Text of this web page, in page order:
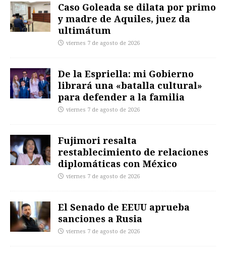
Caso Goleada se dilata por primo
y madre de Aquiles, juez da
ultimátum
viernes 7 de agosto de 2026
De la Espriella: mi Gobierno
librará una «batalla cultural»
para defender a la familia
viernes 7 de agosto de 2026
Fujimori resalta
restablecimiento de relaciones
diplomáticas con México
viernes 7 de agosto de 2026
El Senado de EEUU aprueba
sanciones a Rusia
viernes 7 de agosto de 2026